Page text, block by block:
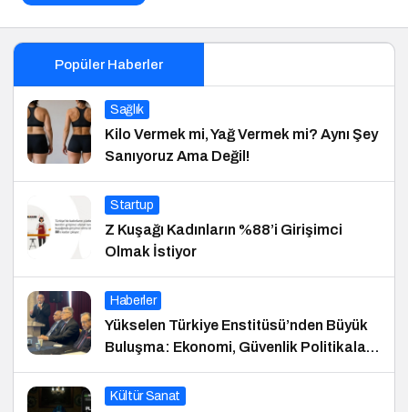
Popüler Haberler
Sağlık
Kilo Vermek mi, Yağ Vermek mi? Aynı Şey
Sanıyoruz Ama Değil!
Startup
Z Kuşağı Kadınların %88’i Girişimci
Olmak İstiyor
Haberler
Yükselen Türkiye Enstitüsü’nden Büyük
Buluşma: Ekonomi, Güvenlik Politikaları
ve Hukuk Konferansı
Kültür Sanat